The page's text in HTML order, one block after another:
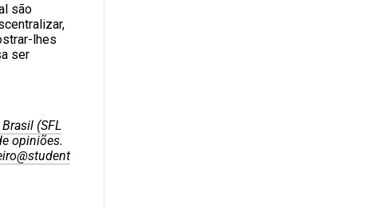
são
lhes
ser
(SFL
opiniões.